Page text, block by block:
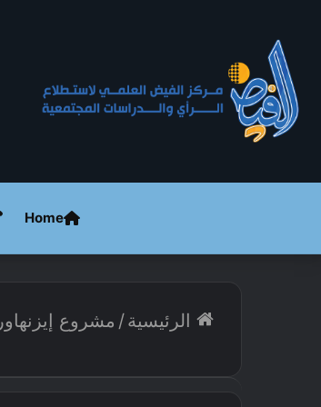
Home
الرئيسية/ مشروع إيزنهاور